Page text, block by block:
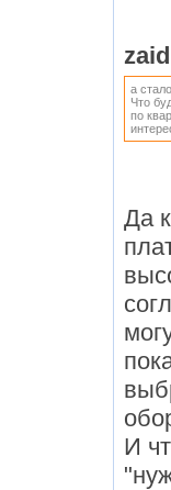
zaid
а
Что
по
Да
И